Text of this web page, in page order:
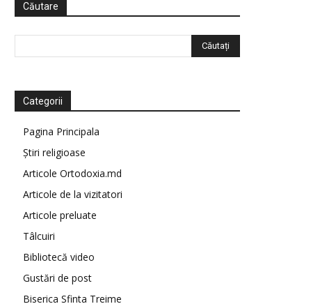
Căutare
Categorii
Pagina Principala
Știri religioase
Articole Ortodoxia.md
Articole de la vizitatori
Articole preluate
Tâlcuiri
Bibliotecă video
Gustări de post
Biserica Sfinta Treime